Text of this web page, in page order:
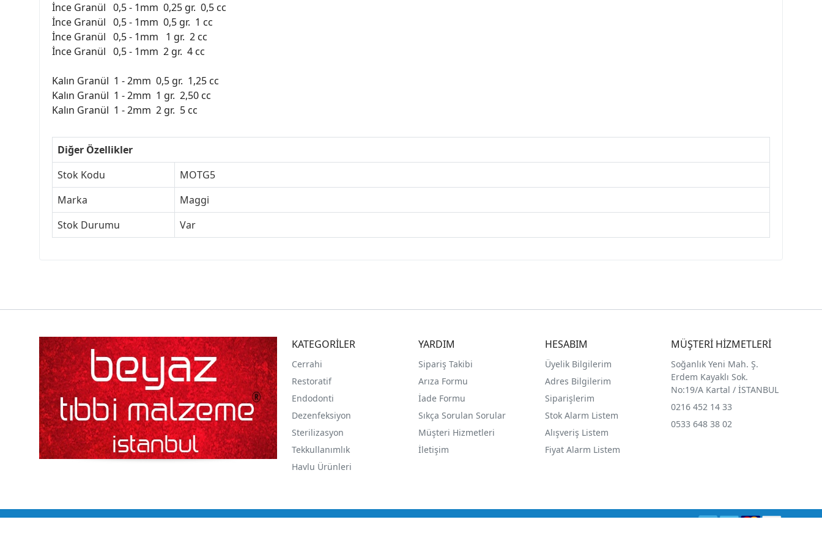
İnce Granül 0,5 - 1mm 0,25 gr. 0,5 cc
İnce Granül 0,5 - 1mm 0,5 gr. 1 cc
İnce Granül 0,5 - 1mm 1 gr. 2 cc
İnce Granül 0,5 - 1mm 2 gr. 4 cc
Kalın Granül 1 - 2mm 0,5 gr. 1,25 cc
Kalın Granül 1 - 2mm 1 gr. 2,50 cc
Kalın Granül 1 - 2mm 2 gr. 5 cc
Diğer Özellikler
Stok Kodu
MOTG5
Marka
Maggi
Stok Durumu
Var
KATEGORİLER
Cerrahi
Restoratif
Endodonti
Dezenfeksiyon
Sterilizasyon
Tekkullanımlık
Havlu Ürünleri
YARDIM
Sipariş Takibi
Arıza Formu
İade Formu
Sıkça Sorulan Sorular
Müşteri Hizmetleri
İletişim
HESABIM
Üyelik Bilgilerim
Adres Bilgilerim
Siparişlerim
Stok Alarm Listem
Alışveriş Listem
Fiyat Alarm Listem
MÜŞTERİ HİZMETLERİ
Soğanlık Yeni Mah. Ş.
Erdem Kayaklı Sok.
No:19/A Kartal / İSTANBUL
0216 452 14 33
0533 648 38 02